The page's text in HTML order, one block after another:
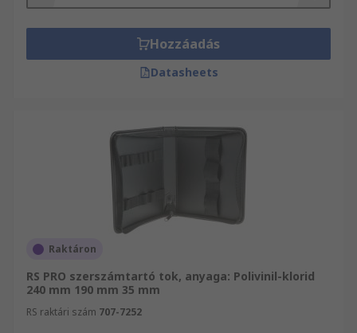
Szerszámkészletek és szerszámtárolás átfogó
kínálatát megtalálja. Amennyiben a termékeket
vagy szolgáltatásainkat illető kérdései vannak,
forduljon bizalommal ügyfélszolgálatunkhoz.
Segítőkész kollégáink örömmel állnak az Ön
Hozzáadás
Datasheets
Raktáron
RS PRO szerszámtartó tok, anyaga: Polivinil-klorid
240 mm 190 mm 35 mm
RS raktári szám 707-7252